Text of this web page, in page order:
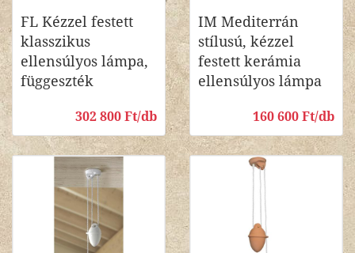
FL Kézzel festett
klasszikus
ellensúlyos lámpa,
függeszték
302 800 Ft/db
IM Mediterrán
stílusú, kézzel
festett kerámia
ellensúlyos lámpa
160 600 Ft/db